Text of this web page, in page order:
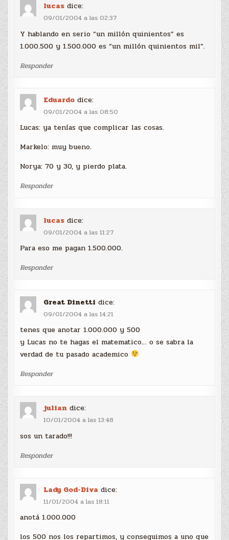
lucas dice:
09/01/2004 a las 02:37
Y hablando en serio “un millón quinientos” es
1.000.500 y 1.500.000 es “un millón quinientos mil”.
Responder
Eduardo dice:
09/01/2004 a las 08:50
Lucas: ya tenías que complicar las cosas.
Markelo: muy bueno.
Norya: 70 y 30, y pierdo plata.
Responder
lucas dice:
09/01/2004 a las 11:27
Para eso me pagan 1.500.000.
Responder
Great Dinetti dice:
09/01/2004 a las 14:21
tenes que anotar 1.000.000 y 500
y Lucas no te hagas el matematico… o se sabra la
verdad de tu pasado academico
Responder
julian dice:
10/01/2004 a las 13:48
sos un tarado!!!
Responder
Lady God-Diva dice:
11/01/2004 a las 18:11
anotá 1.000.000
los 500 nos los repartimos, y conseguimos a uno que